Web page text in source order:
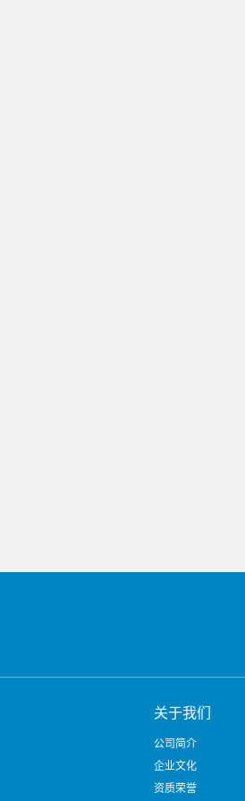
关于我们
公司简介
企业文化
资质荣誉